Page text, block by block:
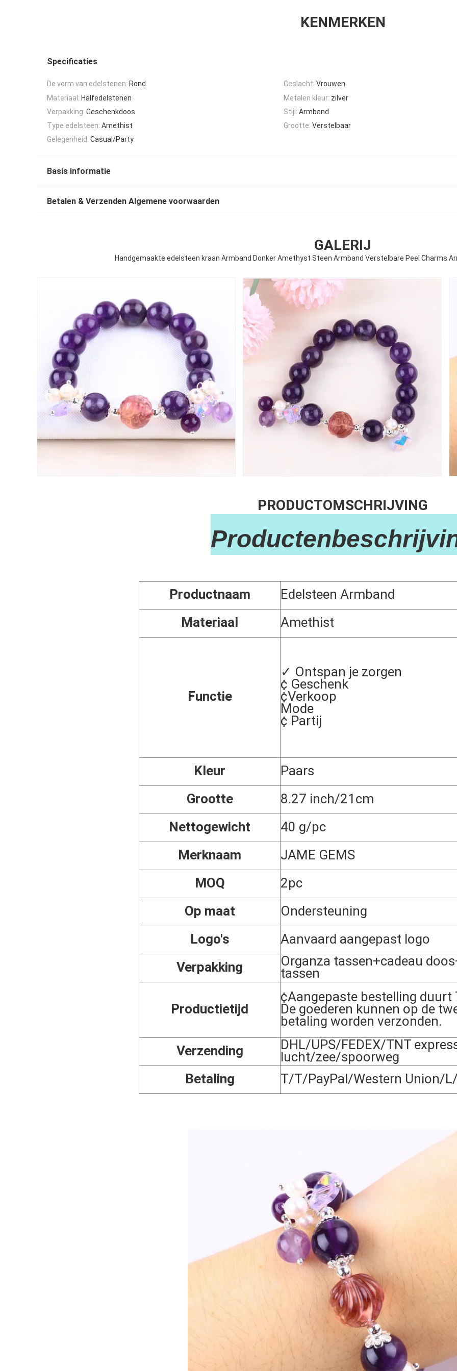
KENMERKEN
Specificaties
De vorm van edelstenen: Rond Geslacht: Vrouwen
Materiaal: Halfedelstenen Metalen kleur: zilver
Verpakking: Geschenkdoos Stijl: Armband
Type edelsteen: Amethist Grootte: Verstelbaar
Gelegenheid: Casual/Party
Basis informatie
Betalen & Verzenden Algemene voorwaarden
GALERIJ
Handgemaakte edelsteen kraan Armband Donker Amethyst Steen Armband Verstelbare Peel Charms
PRODUCTOMSCHRIJVING
Productnaam
Edelsteen Armband
Materiaal
Amethist
Functie
✓ Ontspan je zorgen
¢ Geschenk
¢Verkoop
Mode
¢ Partij
Kleur
Paars
Grootte
8.27 inch/21cm
Nettogewicht
40 g/pc
Merknaam
JAME GEMS
MOQ
2pc
Op maat
Ondersteuning
Logo's
Aanvaard aangepast logo
Verpakking
Organza tassen+cadeau
tassen
Productietijd
¢Aangepaste bestelling duurt
De goederen kunnen op de
betaling worden verzonden.
Verzending
DHL/UPS/FEDEX/TNT
lucht/zee/spoorweg
Betaling
T/T/PayPal/Western Union/